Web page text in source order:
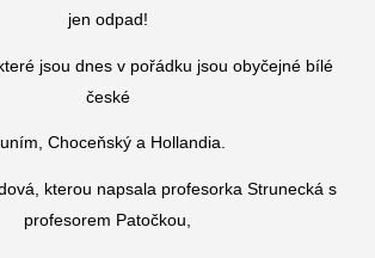
jen odpad!
jsou dnes v pořádku jsou obyčejné bílé
české
Choceňský a Hollandia.
kterou napsala profesorka Strunecká s
profesorem Patočkou,